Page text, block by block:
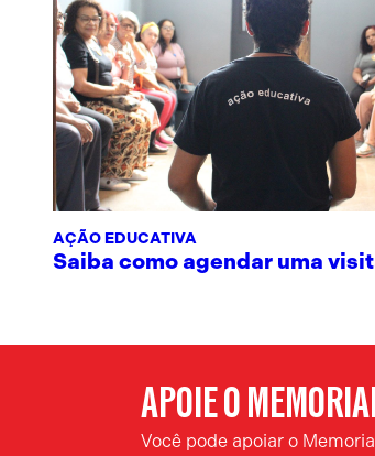
AÇÃO EDUCATIVA
Saiba como agendar uma
APOIE O
Você pode apoiar o